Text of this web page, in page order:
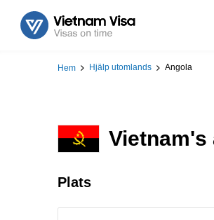
Hem Hjälp utomlands Angola
Vietnam's
Plats